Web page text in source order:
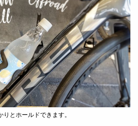
とホールドできます。